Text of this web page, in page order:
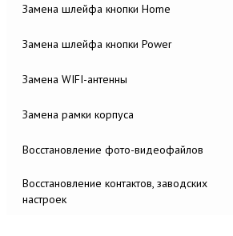
Замена шлейфа кнопки Home
Замена шлейфа кнопки Power
Замена WIFI-антенны
Замена рамки корпуса
Восстановление фото-видеофайлов
Восстановление контактов, заводских
настроек